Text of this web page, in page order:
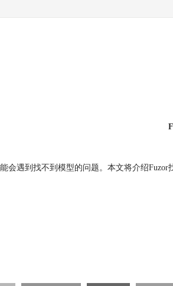
遇到找不到模型的问题。本文将介绍Fuzor